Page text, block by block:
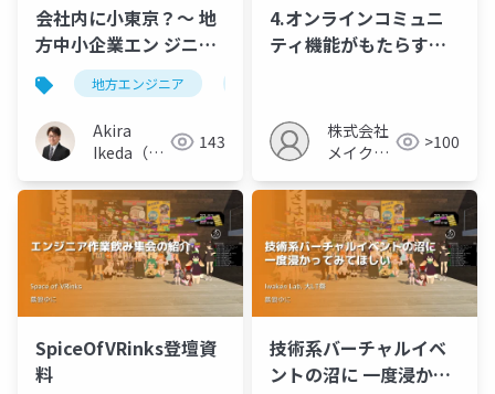
会社内に小東京？〜 地
方中小企業エン ジニア
のスキルアッ プを阻む
格差〜
地方エンジニア
Akira
Ikeda（ク
ーツ）
143
4.オンラインコミュニ
ティ機能がもたらす会
株式会社
メイクア
>100
SpiceOfVRinks登壇資
料
技術系バーチャルイベ
ントの沼に 一度浸かっ